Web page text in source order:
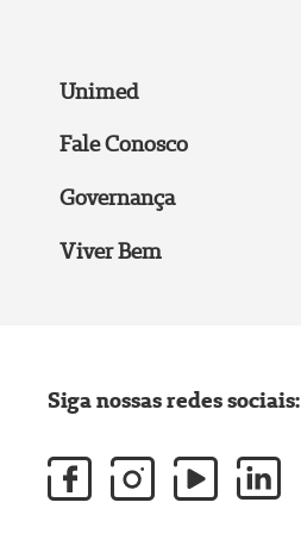
Unimed
Fale Conosco
Governança
Viver Bem
Siga nossas redes sociais: